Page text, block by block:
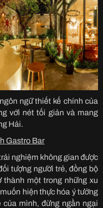
ngữ thiết kế chính của
với nét tối giản và mang
Hải.
Gastro Bar
nghiệm không gian được
tượng người trẻ, đồng bộ
thành một trong những xu
hiện thực hóa ý tưởng
mình, đừng ngần ngại